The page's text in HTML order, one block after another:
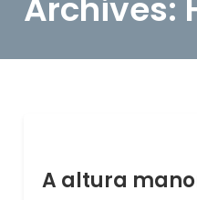
Archives:
A altura